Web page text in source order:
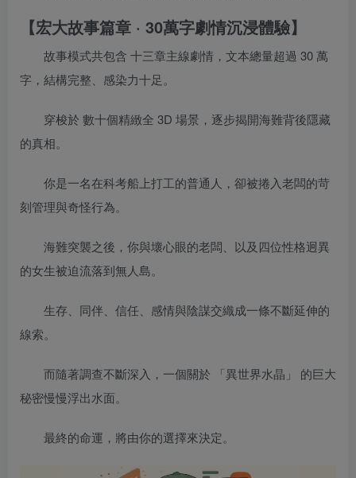
【宏大故事篇章 · 30萬字劇情沉浸體驗】
故事模式共包含 十三章主線劇情，文本總量超過 30 萬
字，結構完整、感染力十足。
穿梭於 數十個精緻全 3D 場景，逐步揭開海難背後隱藏
的真相。
你是一名在科考船上打工的普通人，卻被捲入老闆的苛
刻管理與奇怪行為。
海難突襲之後，你與壞心眼的老闆、以及四位性格迥異
的女生被迫流落到無人島。
生存、同伴、信任、感情與陰謀交織成一條不斷延伸的
線索。
而隨著調查不斷深入，一個關於 「異世界水晶」 的巨大
秘密慢慢浮出水面。
最終的命運，將由你的選擇來決定。